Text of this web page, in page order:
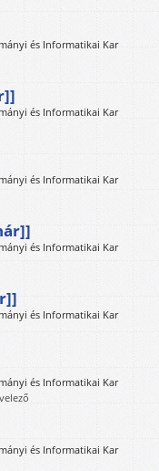
és Informatikai Kar
és Informatikai Kar
és Informatikai Kar
és Informatikai Kar
és Informatikai Kar
és Informatikai Kar
és Informatikai Kar